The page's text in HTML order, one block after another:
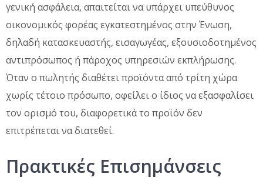
γενική ασφάλεια, απαιτείται να υπάρχει υπεύθυνος
οικονομικός φορέας εγκατεστημένος στην Ένωση,
δηλαδή κατασκευαστής, εισαγωγέας, εξουσιοδοτημένος
αντιπρόσωπος ή πάροχος υπηρεσιών εκπλήρωσης.
Όταν ο πωλητής διαθέτει προϊόντα από τρίτη χώρα
χωρίς τέτοιο πρόσωπο, οφείλει ο ίδιος να εξασφαλίσει
τον ορισμό του, διαφορετικά το προϊόν δεν
επιτρέπεται να διατεθεί.
Πρακτικές Επισημάνσεις